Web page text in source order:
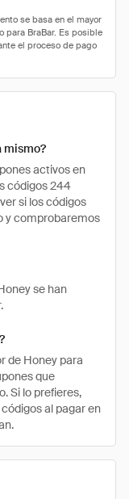
mismo?
activos en
códigos 244
si los códigos
y comprobaremos
se han
de Honey para
que
Si lo prefieres,
al pagar en